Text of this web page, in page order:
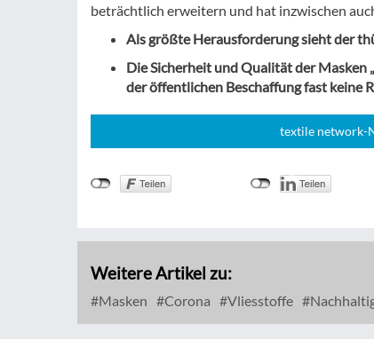
beträchtlich erweitern und hat inzwischen
Als größte Herausforderung sieht der
Die Sicherheit und Qualität der Masken
der öffentlichen Beschaffung fast keine
textile network-
Weitere Artikel zu:
Masken Corona Vliesstoffe